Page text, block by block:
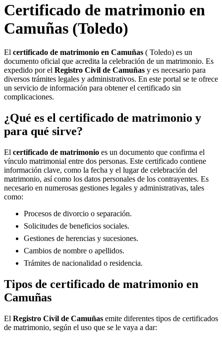
Certificado de matrimonio en
Camuñas (Toledo)
El certificado de matrimonio en Camuñas ( Toledo) es un
documento oficial que acredita la celebración de un matrimonio. Es
expedido por el Registro Civil de Camuñas y es necesario para
diversos trámites legales y administrativos. En este portal se te ofrece
un servicio de información para obtener el certificado sin
complicaciones.
¿Qué es el certificado de matrimonio y
para qué sirve?
El certificado de matrimonio es un documento que confirma el
vínculo matrimonial entre dos personas. Este certificado contiene
información clave, como la fecha y el lugar de celebración del
matrimonio, así como los datos personales de los contrayentes. Es
necesario en numerosas gestiones legales y administrativas, tales
como:
Procesos de divorcio o separación.
Solicitudes de beneficios sociales.
Gestiones de herencias y sucesiones.
Cambios de nombre o apellidos.
Trámites de nacionalidad o residencia.
Tipos de certificado de matrimonio en
Camuñas
El Registro Civil de Camuñas emite diferentes tipos de certificados
de matrimonio, según el uso que se le vaya a dar: